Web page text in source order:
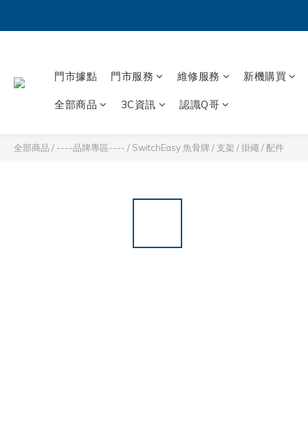
門市據點 門市服務 維修服務 新機購買
全部商品 3C資訊 認識Q哥
全部商品 / ----品牌專區---- / SwitchEasy 魚骨牌 /支架 / 掛繩 / 配件